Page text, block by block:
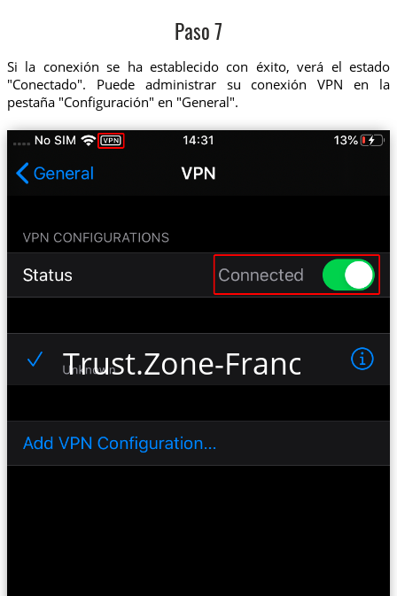
Paso 7
Si la conexión se ha establecido con éxito, verá el estado
"Conectado". Puede administrar su conexión VPN en la
pestaña "Configuración" en "General".
Trust.Zone-France-VIP